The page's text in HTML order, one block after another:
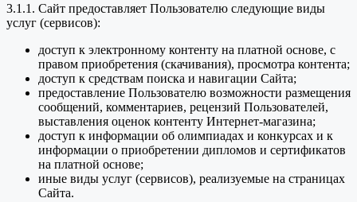
3.1.1. Сайт предоставляет Пользователю следующие виды
услуг (сервисов):
доступ к электронному контенту на платной основе, с
правом приобретения (скачивания), просмотра контента;
доступ к средствам поиска и навигации Сайта;
предоставление Пользователю возможности размещения
сообщений, комментариев, рецензий Пользователей,
выставления оценок контенту Интернет-магазина;
доступ к информации об олимпиадах и конкурсах и к
информации о приобретении дипломов и сертификатов
на платной основе;
иные виды услуг (сервисов), реализуемые на страницах
Сайта.